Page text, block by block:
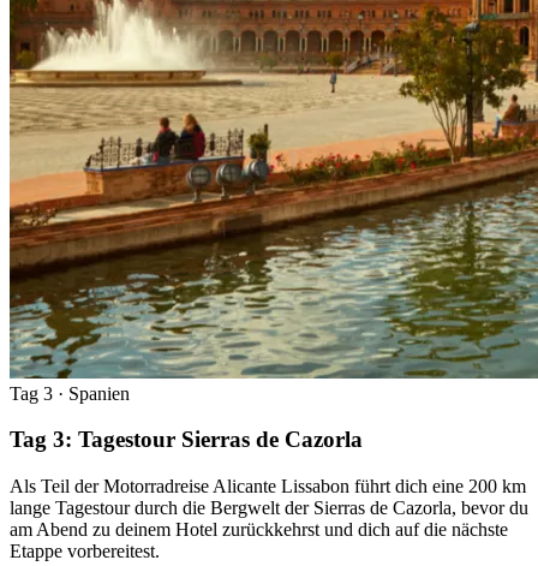
Tag 3 · Spanien
Tag 3: Tagestour Sierras de Cazorla
Als Teil der Motorradreise Alicante Lissabon führt dich eine 200 km
lange Tagestour durch die Bergwelt der Sierras de Cazorla, bevor du
am Abend zu deinem Hotel zurückkehrst und dich auf die nächste
Etappe vorbereitest.